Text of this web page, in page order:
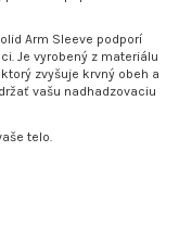
Arm Sleeve podporí
Je vyrobený z materiálu
zvyšuje krvný obeh a
vašu nadhadzovaciu
telo.